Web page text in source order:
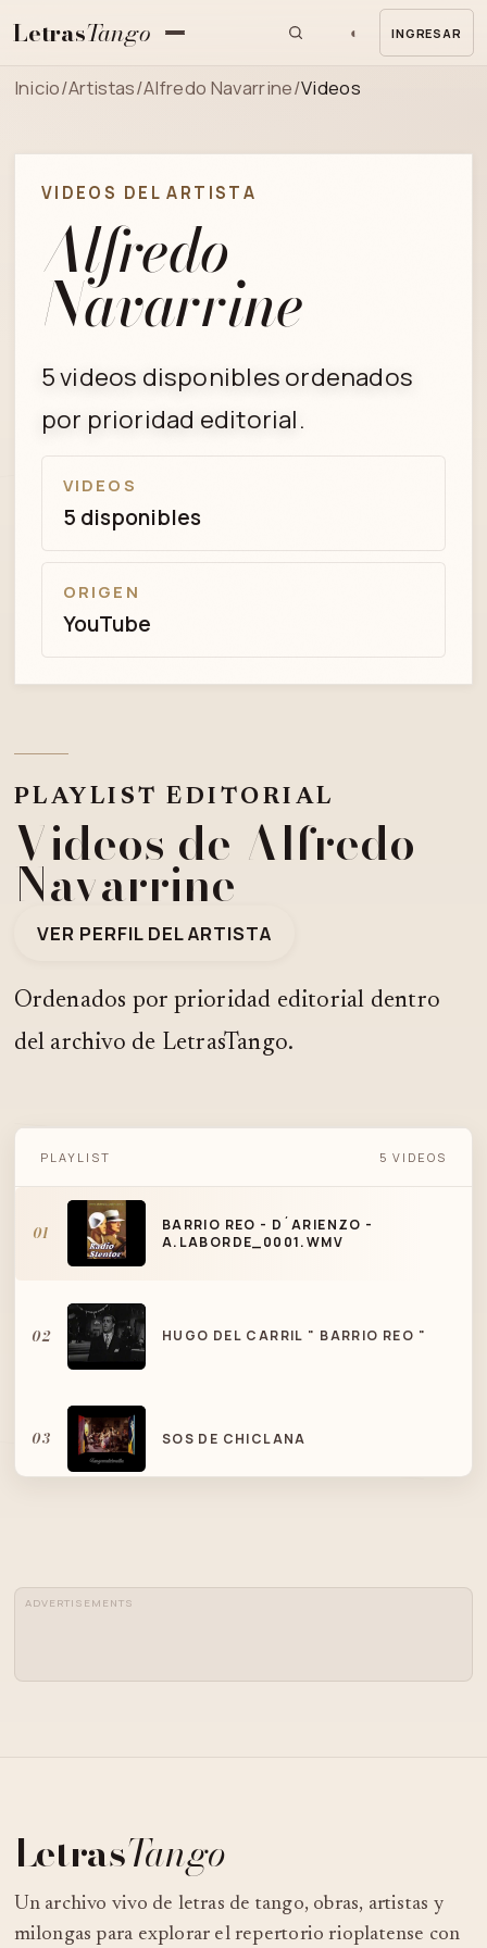
LetrasTango ◐ INGRESAR
Inicio/Artistas/Alfredo Navarrine/Videos
VIDEOS DEL ARTISTA
Alfredo
Navarrine
5 videos disponibles ordenados
por prioridad editorial.
VIDEOS
5 disponibles
ORIGEN
YouTube
PLAYLIST EDITORIAL
Videos de Alfredo
Navarrine
VER PERFIL DEL ARTISTA
Ordenados por prioridad editorial dentro
del archivo de LetrasTango.
PLAYLIST 5 VIDEOS
01
BARRIO REO - D´ARIENZO -
A.LABORDE_0001.WMV
02 HUGO DEL CARRIL " BARRIO REO "
03 SOS DE CHICLANA
ADVERTISEMENTS
LetrasTango
Un archivo vivo de letras de tango, obras, artistas y
milongas para explorar el repertorio rioplatense con